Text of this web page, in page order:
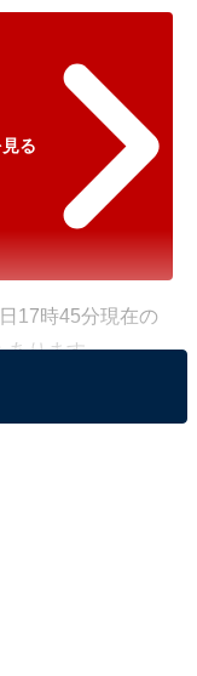
る
17時45分現在の
あります。
用により、売上の一部が